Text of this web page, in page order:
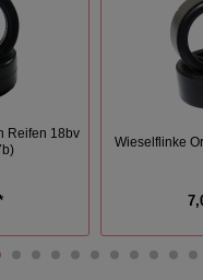
Reifen 18bv
Wieselflinke